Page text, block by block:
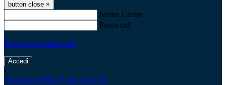
button close ×
Nome Utente
Password
Password dimenticata?
-
Entra con SPID Entra con CIE